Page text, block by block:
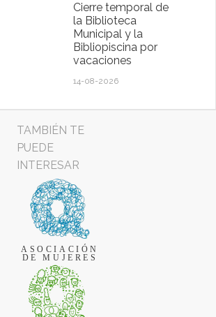
Cierre temporal de
la Biblioteca
Municipal y la
Bibliopiscina por
vacaciones
14-08-2026
TAMBIÉN TE
PUEDE
INTERESAR
ASOCIACIÓN
DE MUJERES